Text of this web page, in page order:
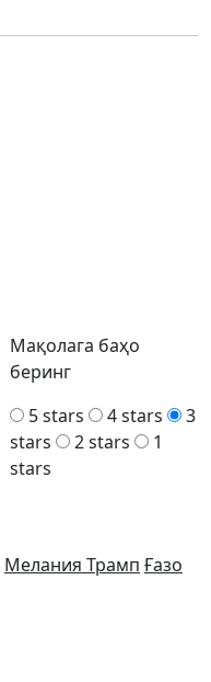
Мелания Трамп Ғазо
Мақолага баҳо
беринг
5 stars
4 stars
3
stars
2 stars
1
stars